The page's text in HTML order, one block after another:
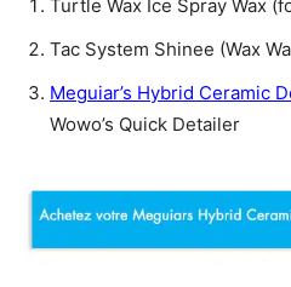
Turtle Wax Ice Spray Wax
Tac System Shinee (Wax
Meguiar’s Hybrid Ceramic
Wowo’s Quick Detailer